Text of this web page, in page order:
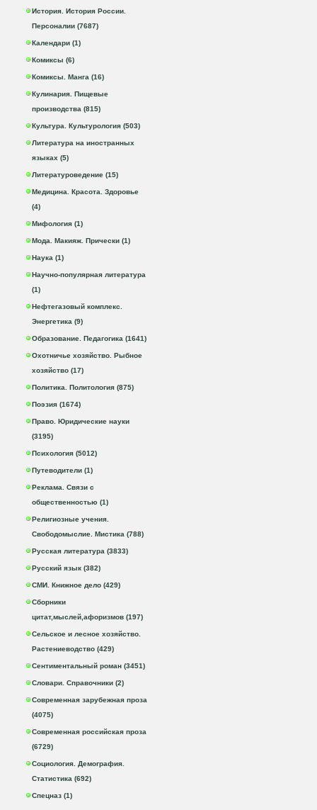
История. История России.
Персоналии (7687)
Календари (1)
Комиксы (6)
Комиксы. Манга (16)
Кулинария. Пищевые
производства (815)
Культура. Культурология (503)
Литература на иностранных
языках (5)
Литературоведение (15)
Медицина. Красота. Здоровье
(4)
Мифология (1)
Мода. Макияж. Прически (1)
Наука (1)
Научно-популярная литература
(1)
Нефтегазовый комплекс.
Энергетика (9)
Образование. Педагогика (1641)
Охотничье хозяйство. Рыбное
хозяйство (17)
Политика. Политология (875)
Поэзия (1674)
Право. Юридические науки
(3195)
Психология (5012)
Путеводители (1)
Реклама. Связи с
общественностью (1)
Религиозные учения.
Свободомыслие. Мистика (788)
Русская литература (3833)
Русский язык (382)
СМИ. Книжное дело (429)
Сборники
цитат,мыслей,афоризмов (197)
Сельское и лесное хозяйство.
Растениеводство (429)
Сентиментальный роман (3451)
Словари. Справочники (2)
Современная зарубежная проза
(4075)
Современная российская проза
(6729)
Социология. Демография.
Статистика (692)
Спецназ (1)